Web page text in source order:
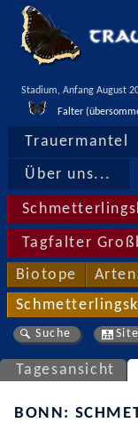
Stadium, Anfang August
Falter
Trauermantel
Über uns...
Tagfalter
Biotope
Suche
Tagesansicht
BONN: